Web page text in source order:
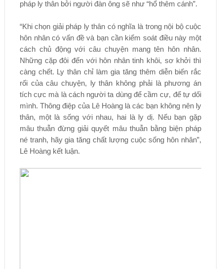
pháp ly thân bởi người đàn ông sẽ như “hổ thêm cánh”.
“Khi chọn giải pháp ly thân có nghĩa là trong nội bộ cuộc
hôn nhân có vấn đề và bạn cần kiểm soát điều này một
cách chủ động với câu chuyện mang tên hôn nhân.
Những cặp đôi đến với hôn nhân tinh khôi, sơ khởi thì
càng chết. Ly thân chỉ làm gia tăng thêm diễn biến rắc
rối của câu chuyện, ly thân không phải là phương án
tích cực mà là cách người ta dùng để cầm cự, để tự dối
mình. Thông điệp của Lê Hoàng là các bạn không nên ly
thân, một là sống với nhau, hai là ly dị. Nếu bạn gặp
mâu thuẫn đừng giải quyết mâu thuẫn bằng biện pháp
né tranh, hãy gia tăng chất lượng cuộc sống hôn nhân”,
Lê Hoàng kết luận.